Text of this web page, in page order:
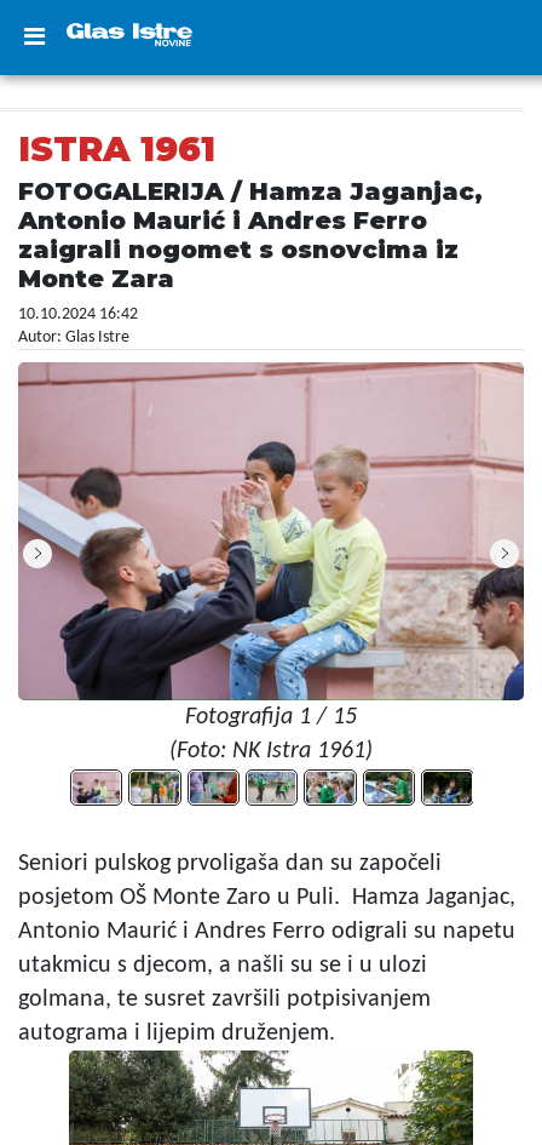
ISTRA 1961
FOTOGALERIJA / Hamza Jaganjac,
Antonio Maurić i Andres Ferro
zaigrali nogomet s osnovcima iz
Monte Zara
10.10.2024 16:42
Autor: Glas Istre
Fotografija 1 / 15
(Foto: NK Istra 1961)
Seniori pulskog prvoligaša dan su započeli
posjetom OŠ Monte Zaro u Puli. Hamza Jaganjac,
Antonio Maurić i Andres Ferro odigrali su napetu
utakmicu s djecom, a našli su se i u ulozi
golmana, te susret završili potpisivanjem
autograma i lijepim druženjem.